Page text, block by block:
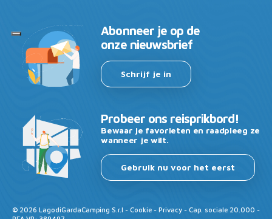
Abonneer je op de
onze nieuwsbrief
Schrijf je in
Probeer ons reisprikbord!
Bewaar je favorieten en raadpleeg ze
wanneer je wilt.
Gebruik nu voor het eerst
© 2026 LagodiGardaCamping S.r.l - Cookie - Privacy - Cap. sociale 20.000 -